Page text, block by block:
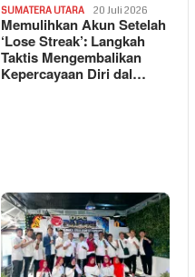
SUMATERA UTARA 20 Juli 2026
Memulihkan Akun Setelah
‘Lose Streak’: Langkah
Taktis Mengembalikan
Kepercayaan Diri dal…